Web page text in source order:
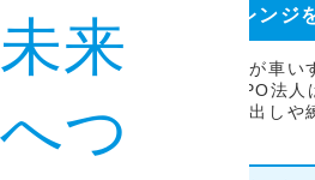
未来
へつ
車いす競技へのチャレンジ
車いすを使用している方が車い
るきっかけとなるようNPO法
し、競技用車いすの貸し出し
どの支援を行います。